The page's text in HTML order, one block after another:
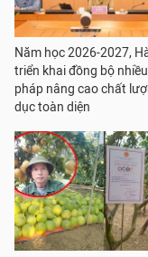
Năm học 2026-2027,
triển khai đồng bộ
pháp nâng cao chất
dục toàn diện